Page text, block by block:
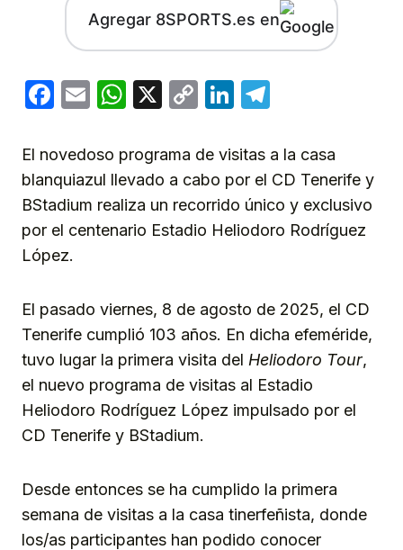
Agregar 8SPORTS.es en
Facebook
EmailWhatsApp
X
CopyLinkedIn
El novedoso programa de visitas a la casa
blanquiazul llevado a cabo por el CD Tenerife y
BStadium realiza un recorrido único y exclusivo
por el centenario Estadio Heliodoro Rodríguez
López.
El pasado viernes, 8 de agosto de 2025, el CD
Tenerife cumplió 103 años. En dicha efeméride,
tuvo lugar la primera visita del Heliodoro Tour,
el nuevo programa de visitas al Estadio
Heliodoro Rodríguez López impulsado por el
CD Tenerife y BStadium.
Desde entonces se ha cumplido la primera
semana de visitas a la casa tinerfeñista, donde
los/as participantes han podido conocer